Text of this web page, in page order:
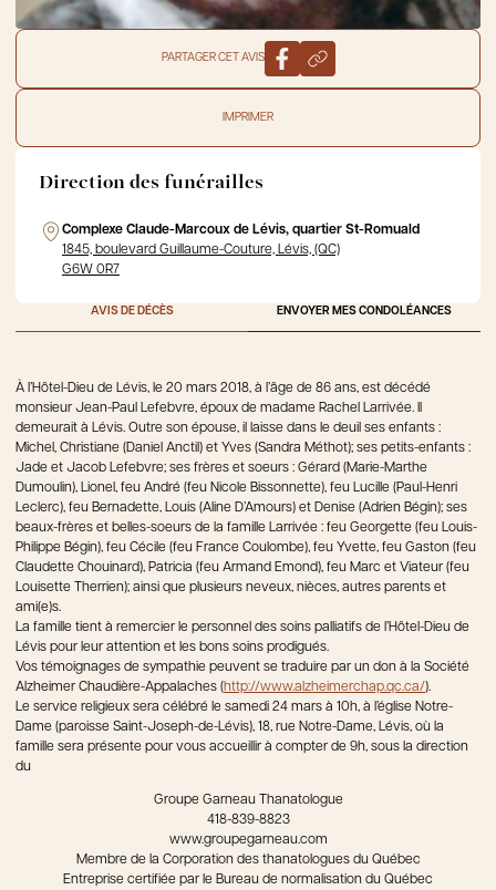
PARTAGER CET AVIS
IMPRIMER
Direction des funérailles
Complexe Claude-Marcoux de Lévis, quartier St-Romuald
1845, boulevard Guillaume-Couture, Lévis, (QC)
G6W 0R7
AVIS DE DÉCÈS ENVOYER MES CONDOLÉANCES
À l’Hôtel-Dieu de Lévis, le 20 mars 2018, à l’âge de 86 ans, est décédé
monsieur Jean-Paul Lefebvre, époux de madame Rachel Larrivée. Il
demeurait à Lévis. Outre son épouse, il laisse dans le deuil ses enfants :
Michel, Christiane (Daniel Anctil) et Yves (Sandra Méthot); ses petits-enfants :
Jade et Jacob Lefebvre; ses frères et soeurs : Gérard (Marie-Marthe
Dumoulin), Lionel, feu André (feu Nicole Bissonnette), feu Lucille (Paul-Henri
Leclerc), feu Bernadette, Louis (Aline D’Amours) et Denise (Adrien Bégin); ses
beaux-frères et belles-soeurs de la famille Larrivée : feu Georgette (feu Louis-
Philippe Bégin), feu Cécile (feu France Coulombe), feu Yvette, feu Gaston (feu
Claudette Chouinard), Patricia (feu Armand Emond), feu Marc et Viateur (feu
Louisette Therrien); ainsi que plusieurs neveux, nièces, autres parents et
ami(e)s.
La famille tient à remercier le personnel des soins palliatifs de l’Hôtel-Dieu de
Lévis pour leur attention et les bons soins prodigués.
Vos témoignages de sympathie peuvent se traduire par un don à la Société
Alzheimer Chaudière-Appalaches (http://www.alzheimerchap.qc.ca/).
Le service religieux sera célébré le samedi 24 mars à 10h, à l’église Notre-
Dame (paroisse Saint-Joseph-de-Lévis), 18, rue Notre-Dame, Lévis, où la
famille sera présente pour vous accueillir à compter de 9h, sous la direction
du
Groupe Garneau Thanatologue
418-839-8823
www.groupegarneau.com
Membre de la Corporation des thanatologues du Québec
Entreprise certifiée par le Bureau de normalisation du Québec